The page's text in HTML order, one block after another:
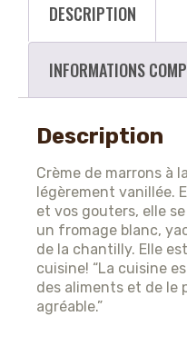
DESCRIPTION
INFORMATIONS
Description
Crème de marrons à
légèrement vanillée.
et vos gouters, elle
un fromage blanc,
de la chantilly. Elle
cuisine! “La cuisine
des aliments et de le
agréable.”